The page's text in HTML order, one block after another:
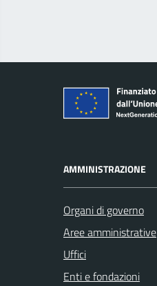
AMMINISTRAZIONE
Organi di governo
Aree amministrative
Uffici
Enti e fondazioni